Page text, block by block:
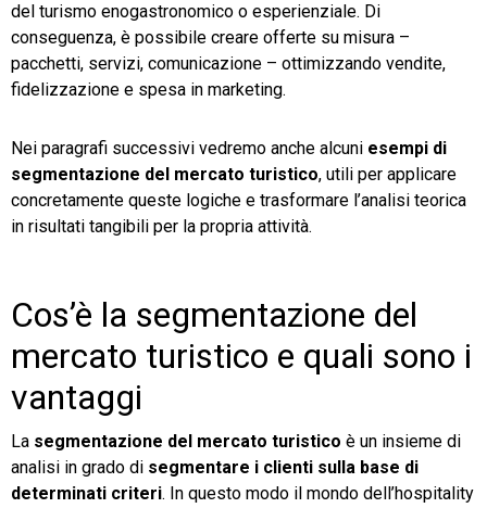
del turismo enogastronomico o esperienziale. Di
conseguenza, è possibile creare offerte su misura –
pacchetti, servizi, comunicazione – ottimizzando vendite,
fidelizzazione e spesa in marketing.
Nei paragrafi successivi vedremo anche alcuni esempi di
segmentazione del mercato turistico, utili per applicare
concretamente queste logiche e trasformare l’analisi teorica
in risultati tangibili per la propria attività.
Cos’è la segmentazione del
mercato turistico e quali sono i
vantaggi
La segmentazione del mercato turistico è un insieme di
analisi in grado di segmentare i clienti sulla base di
determinati criteri. In questo modo il mondo dell’hospitality